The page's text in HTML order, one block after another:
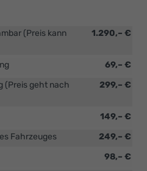
1.290,– €
(Preis kann
69,– €
299,– €
(Preis geht nach
149,– €
249,– €
Fahrzeuges
98,– €